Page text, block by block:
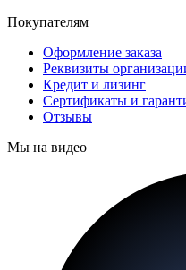
Покупателям
Оформление заказа
Реквизиты
Кредит и лизинг
Сертификаты и
Отзывы
Мы на видео